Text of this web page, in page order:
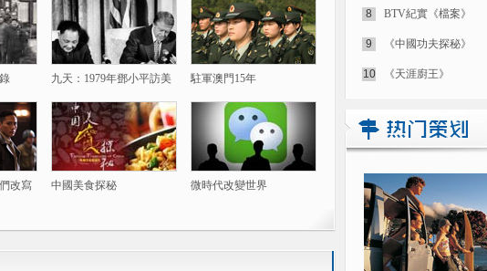
九天：1979年鄧小平訪美 駐軍澳門15年
改寫
中國美食探秘 微時代改變世界
8 BTV紀實《檔案》
9 《中國功夫探秘》
10 《天涯廚王》